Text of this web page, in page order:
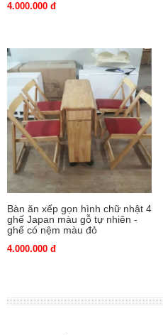
4.000.000 đ
Bàn ăn xếp gọn hình chữ nhật 4
ghế Japan màu gỗ tự nhiên -
ghế có nệm màu đỏ
4.000.000 đ